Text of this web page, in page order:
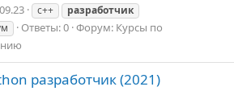
c++
разработчик
Ответы: 0 Форум: Курсы по
разработчик (2021)